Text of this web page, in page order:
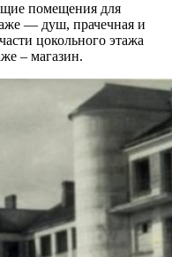
помещения для
— душ, прачечная и
цокольного этажа
– магазин.